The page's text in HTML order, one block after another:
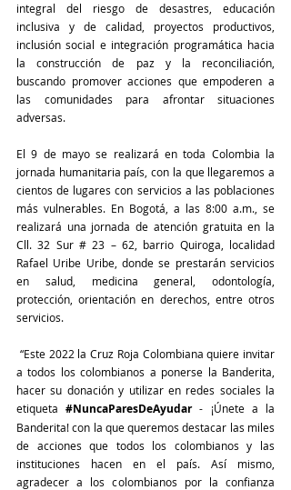
integral del riesgo de desastres, educación
inclusiva y de calidad, proyectos productivos,
inclusión social e integración programática hacia
la construcción de paz y la reconciliación,
buscando promover acciones que empoderen a
las comunidades para afrontar situaciones
adversas.
El 9 de mayo se realizará en toda Colombia la
jornada humanitaria país, con la que llegaremos a
cientos de lugares con servicios a las poblaciones
más vulnerables. En Bogotá, a las 8:00 a.m., se
realizará una jornada de atención gratuita en la
Cll. 32 Sur # 23 – 62, barrio Quiroga, localidad
Rafael Uribe Uribe, donde se prestarán servicios
en salud, medicina general, odontología,
protección, orientación en derechos, entre otros
servicios.
a todos los colombianos a ponerse la Banderita,
hacer su donación y utilizar en redes sociales la
etiqueta #NuncaParesDeAyudar - ¡Únete a la
Banderita! con la que queremos destacar las miles
de acciones que todos los colombianos y las
instituciones hacen en el país. Así mismo,
agradecer a los colombianos por la confianza